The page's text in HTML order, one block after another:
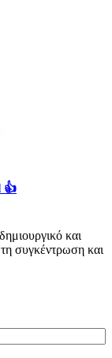
👍
και
τη συγκέντρωση και